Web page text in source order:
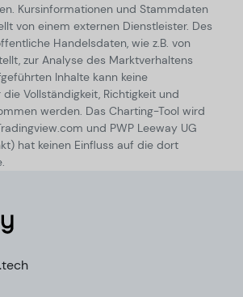
Kursinformationen und Stammdaten
von einem externen Dienstleister. Des
Handelsdaten, wie z.B. von
zur Analyse des Marktverhaltens
Inhalte kann keine
Vollständigkeit, Richtigkeit und
werden. Das Charting-Tool wird
und PWP Leeway UG
hat keinen Einfluss auf die dort